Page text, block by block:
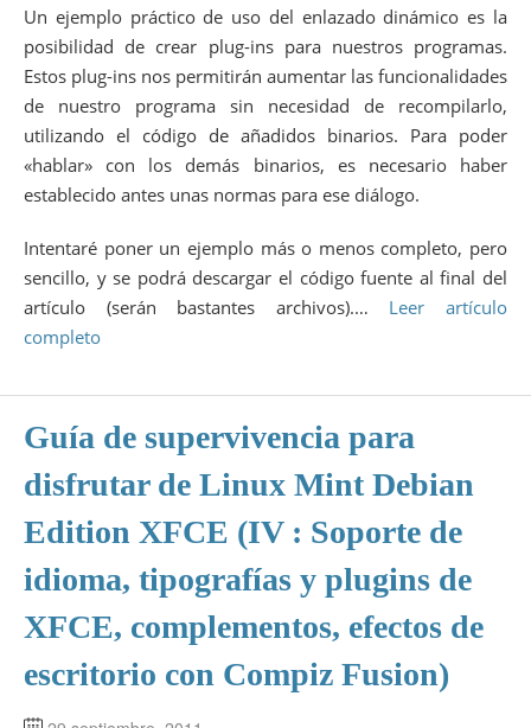
Un ejemplo práctico de uso del enlazado dinámico es la
posibilidad de crear plug-ins para nuestros programas.
Estos plug-ins nos permitirán aumentar las funcionalidades
de nuestro programa sin necesidad de recompilarlo,
utilizando el código de añadidos binarios. Para poder
«hablar» con los demás binarios, es necesario haber
establecido antes unas normas para ese diálogo.
Intentaré poner un ejemplo más o menos completo, pero
sencillo, y se podrá descargar el código fuente al final del
artículo (serán bastantes archivos).… Leer artículo
completo
Guía de supervivencia para
disfrutar de Linux Mint Debian
Edition XFCE (IV : Soporte de
idioma, tipografías y plugins de
XFCE, complementos, efectos de
escritorio con Compiz Fusion)